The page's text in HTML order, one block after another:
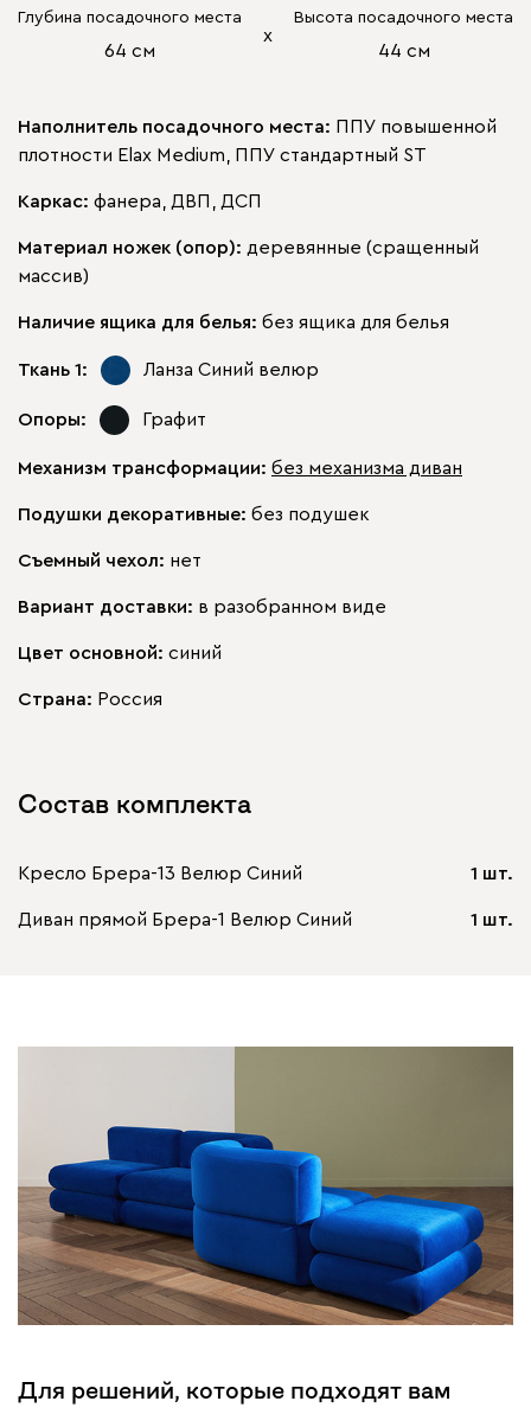
Глубина посадочного места
64 см
х
Высота посадочного места
44 см
Наполнитель посадочного места: ППУ повышенной
плотности Elax Medium, ППУ стандартный ST
Каркас: фанера, ДВП, ДСП
Материал ножек (опор): деревянные (сращенный
массив)
Наличие ящика для белья: без ящика для белья
Ткань 1: Ланза Синий велюр
Опоры: Графит
Механизм трансформации: без механизма диван
Подушки декоративные: без подушек
Съемный чехол: нет
Вариант доставки: в разобранном виде
Цвет основной: синий
Страна: Россия
Состав комплекта
Кресло Брера-13 Велюр Синий 1 шт.
Диван прямой Брера-1 Велюр Синий 1 шт.
Для решений, которые подходят вам